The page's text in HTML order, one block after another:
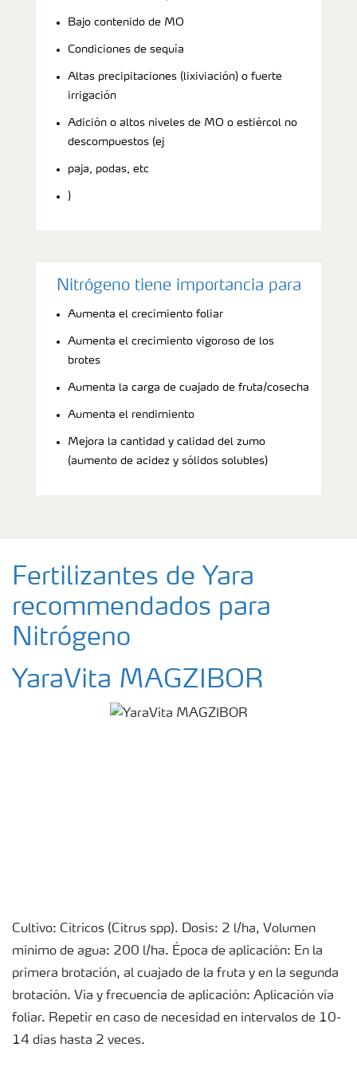
Bajo contenido de MO
Condiciones de sequía
Altas precipitaciones (lixiviación) o fuerte
irrigación
Adición o altos niveles de MO o estiércol no
descompuestos (ej
paja, podas, etc
)
Nitrógeno tiene importancia para
Aumenta el crecimiento foliar
Aumenta el crecimiento vigoroso de los
brotes
Aumenta la carga de cuajado de fruta/cosecha
Aumenta el rendimiento
Mejora la cantidad y calidad del zumo
(aumento de acidez y sólidos solubles)
Fertilizantes de Yara
recommendados para
Nitrógeno
YaraVita MAGZIBOR
Cultivo: Cítricos (Citrus spp). Dosis: 2 l/ha, Volumen
mínimo de agua: 200 l/ha. Época de aplicación: En la
primera brotación, al cuajado de la fruta y en la segunda
brotación. Vía y frecuencia de aplicación: Aplicación vía
foliar. Repetir en caso de necesidad en intervalos de 10-
14 días hasta 2 veces.